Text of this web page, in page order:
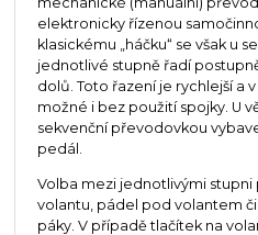
elektronicky řízenou
klasickému „háčku“ se však u
jednotlivé stupně řadí
dolů. Toto řazení je rychlejší a
možné i bez použití spojky. U
sekvenční převodovkou
pedál.
Volba mezi jednotlivými
volantu, pádel pod volantem
páky. V případě tlačítek na